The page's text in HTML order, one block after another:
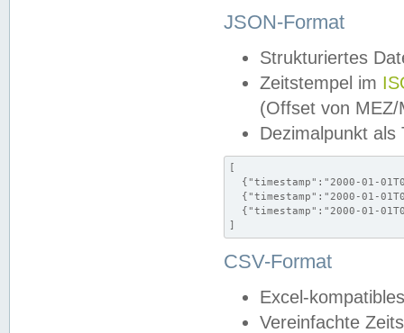
JSON-Format
Strukturiertes
Zeitstempel im
(Offset von MEZ/
Dezimalpunkt als
[
{"timestamp":"2000-01-
{"timestamp":"2000-01-
{"timestamp":"2000-01-
]
CSV-Format
Excel-
Vereinfachte